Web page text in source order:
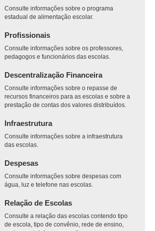
Consulte informações sobre o programa
estadual de alimentação escolar.
Profissionais
Consulte informações sobre os professores,
pedagogos e funcionários das escolas.
Descentralização Financeira
Consulte informações sobre o repasse de
recursos financeiros para as escolas e sobre a
prestação de contas dos valores distribuídos.
Infraestrutura
Consulte informações sobre a infraestrutura
das escolas.
Despesas
Consulte informações sobre despesas com
água, luz e telefone nas escolas.
Relação de Escolas
Consulte a relação das escolas contendo tipo
de escola, tipo de convênio, rede de ensino,